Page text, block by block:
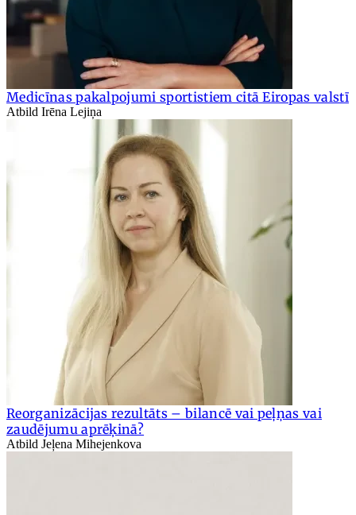
Medicīnas pakalpojumi sportistiem citā Eiropas valstī
Atbild Irēna Lejiņa
Reorganizācijas rezultāts – bilancē vai peļņas vai
zaudējumu aprēķinā?
Atbild Jeļena Mihejenkova